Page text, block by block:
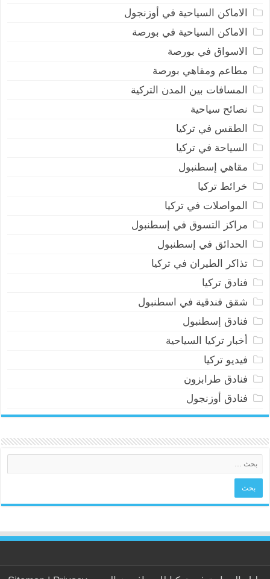
الاماكن السياحية في أوزنجول
الاماكن السياحية في بورصة
الاسواق في بورصة
مطاعم ومقاهي بورصة
المسافات بين المدن التركية
نصائح سياحية
الطقس في تركيا
السياحة في تركيا
مقاهي إسطنبول
خرائط تركيا
المواصلات في تركيا
مراكز التسوق في إسطنبول
الحدائق في إسطنبول
تذاكر الطيران في تركيا
فنادق تركيا
شقق فندقية في اسطنبول
فنادق إسطنبول
أخبار تركيا السياحية
فيديو تركيا
فنادق طرابزون
فنادق أوزنجول